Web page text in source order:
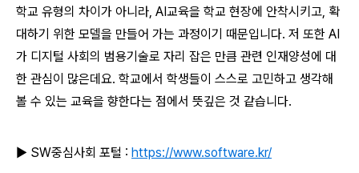
학교 유형의 차이가 아니라, AI교육을 학교 현장에 안착시키고, 확
대하기 위한 모델을 만들어 가는 과정이기 때문입니다. 저 또한 AI
가 디지털 사회의 범용기술로 자리 잡은 만큼 관련 인재양성에 대
한 관심이 많은데요. 학교에서 학생들이 스스로 고민하고 생각해
볼 수 있는 교육을 향한다는 점에서 뜻깊은 것 같습니다.
▶ SW중심사회 포털 : https://www.software.kr/